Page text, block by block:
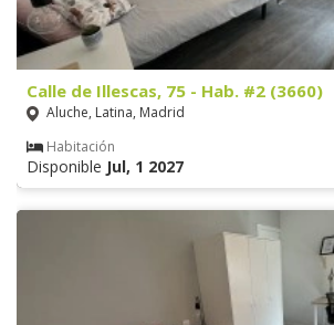
Calle de Illescas, 75 - Hab. #2 (3660)
Aluche, Latina, Madrid
Habitación
Disponible Jul, 1 2027